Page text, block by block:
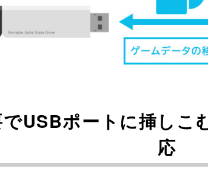
USBポートに挿しこ
応